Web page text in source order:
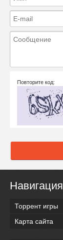
Повторите код:
Навигация
Торрент игры
Карта сайта